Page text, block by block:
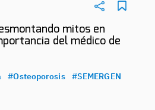
mitos en
del médico de
#Osteoporosis
#SEMERGEN